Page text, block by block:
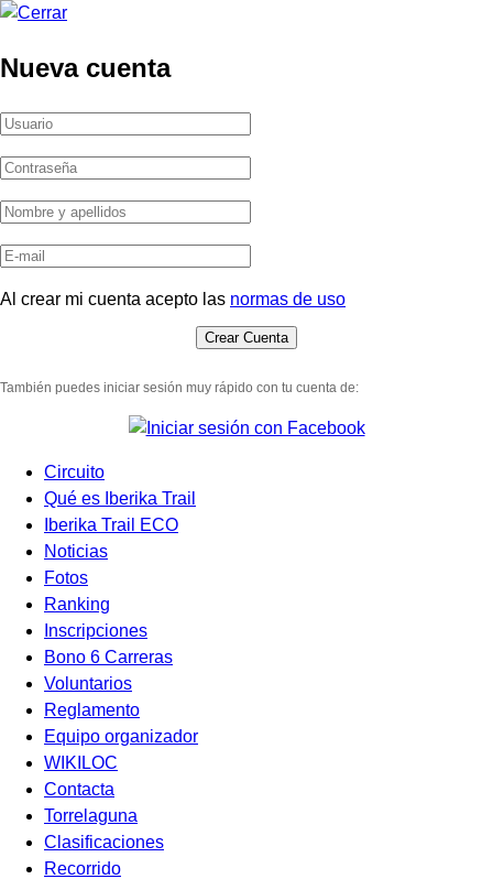
Nueva cuenta
Al crear mi cuenta acepto las normas de uso
También puedes iniciar sesión muy rápido con tu cuenta de:
Circuito
Qué es Iberika Trail
Iberika Trail ECO
Noticias
Fotos
Ranking
Inscripciones
Bono 6 Carreras
Voluntarios
Reglamento
Equipo organizador
WIKILOC
Contacta
Torrelaguna
Clasificaciones
Recorrido